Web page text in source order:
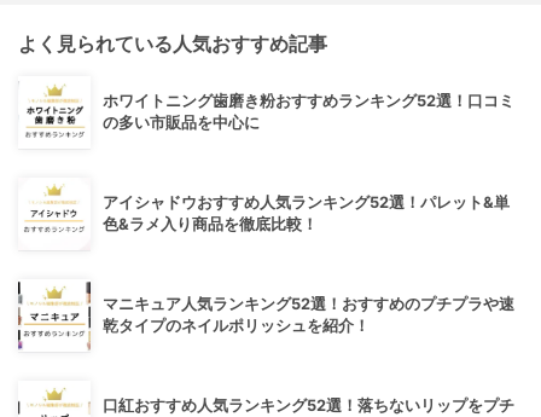
よく見られている人気おすすめ記事
ホワイトニング歯磨き粉おすすめランキング52選！口コミ
の多い市販品を中心に
アイシャドウおすすめ人気ランキング52選！パレット&単
色&ラメ入り商品を徹底比較！
マニキュア人気ランキング52選！おすすめのプチプラや速
乾タイプのネイルポリッシュを紹介！
口紅おすすめ人気ランキング52選！落ちないリップをプチ